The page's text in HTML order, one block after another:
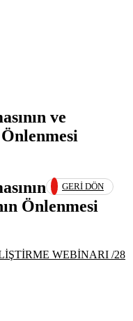
ve
GERI DÖN
Önlenmesi